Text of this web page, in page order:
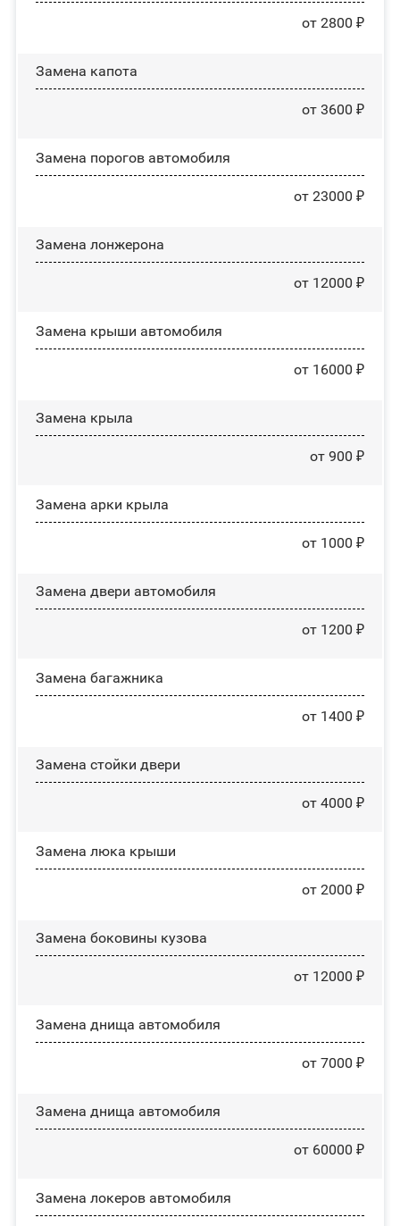
от 2800 ₽
Замена капота
от 3600 ₽
Замена порогов автомобиля
от 23000 ₽
Замена лонжерона
от 12000 ₽
Замена крыши автомобиля
от 16000 ₽
Замена крыла
от 900 ₽
Замена арки крыла
от 1000 ₽
Замена двери автомобиля
от 1200 ₽
Замена багажника
от 1400 ₽
Зaмeнa cтoйĸи двepи
от 4000 ₽
Зaмeнa люĸa ĸpыши
от 2000 ₽
Замена боковины кузова
от 12000 ₽
Замена днища автомобиля
от 7000 ₽
Замена днища автомобиля
от 60000 ₽
Замена лoĸepoв автомобиля